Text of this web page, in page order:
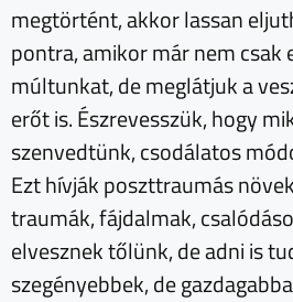
megtörtént, akkor lassan
pontra, amikor már nem csak
múltunkat, de meglátjuk a
erőt is. Észrevesszük, hogy
szenvedtünk, csodálatos
Ezt hívják poszttraumás
traumák, fájdalmak,
elvesznek tőlünk, de adni is
szegényebbek, de